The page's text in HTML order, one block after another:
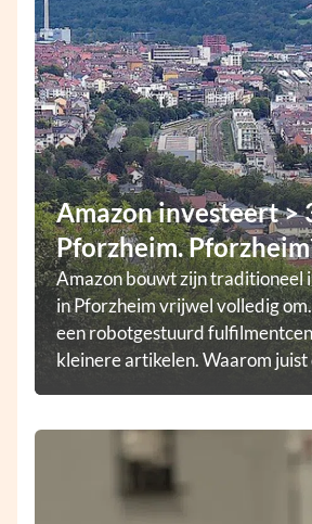
Amazon investeert >
Pforzheim.
Amazon bouwt zijn traditioneel
in Pforzheim vrijwel volledig
een robotgestuurd
kleinere artikelen. Waarom juist